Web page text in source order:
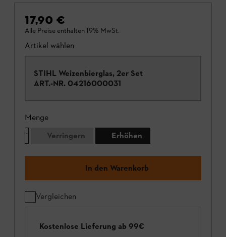
17,90 €
Alle Preise enthalten 19% MwSt.
Artikel wählen
STIHL Weizenbierglas, 2er Set
ART.-NR. 04216000031
Menge
Verringern
Erhöhen
In den Warenkorb
Vergleichen
Kostenlose Lieferung ab 99€